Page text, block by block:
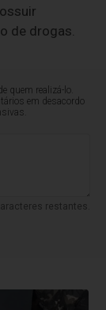
de drogas.
quem realizá-lo.
em desacordo
restantes.